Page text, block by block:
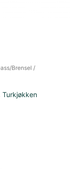
Brensel /
Turkjøkken